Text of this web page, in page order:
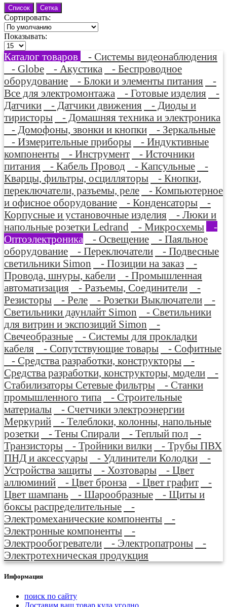
Список Сетка
Сортировать:
Показывать:
Каталог товаров
- Системы видеонаблюдения
- Globe
- Акустика
- Беспроводное
оборудование
- Блоки и элементы питания
-
Все для электромонтажа
- Готовые изделия
-
Датчики
- Датчики движения
- Диоды и
тиристоры
- Домашняя техника и электроника
- Домофоны, звонки и кнопки
- Зеркальные
- Измерительные приборы
- Индуктивные
компоненты
- Инструмент
- Источники
питания
- Кабель Провод - Капсульные
-
Кварцы, фильтры, осцилляторы
- Кнопки,
переключатели, разъемы, реле
- Компьютерное
и офисное оборудование
- Конденсаторы
-
Корпусные и установочные изделия
- Люки и
напольные розетки Ledrand
- Микросхемы
-
Оптоэлектроника
- Освещение
- Паяльное
оборудование
- Переключатели
- Подвесные
светильники Simon
- Позиции на заказ
-
Провода, шнуры, кабели
- Промышленная
автоматизация
- Разъемы, Соединители
-
Резисторы
- Реле - Розетки Выключатели
-
Светильники даунлайт Simon
- Светильники
для витрин и экспозиций Simon
-
Свечеобразные
- Системы для прокладки
кабеля
- Сопутствующие товары
- Софитные
- Средства разработки, конструкторы
-
Средства разработки, конструкторы, модели
-
Стабилизаторы Сетевые фильтры
- Станки
промышленного типа
- Строительные
материалы
- Счетчики электроэнергии
Меркурий
- Телеблоки, колонны, напольные
розетки
- Тены Спирали - Теплый пол
-
Транзисторы
- Тройники вилки
- Трубы ПВХ
ПНД и аксессуары
- Удлинители Колодки
-
Устройства защиты
- Хозтовары
- Цвет
аллюминий
- Цвет бронза - Цвет графит
-
Цвет шампань
- Шарообразные
- Щиты и
боксы распределительные
-
Электромеханические компоненты
-
Электронные компоненты
-
Электрообогреватели
- Электропатроны
-
Электротехническая продукция
Информация
поиск по сайту
Доставим ваш товар куда угодно